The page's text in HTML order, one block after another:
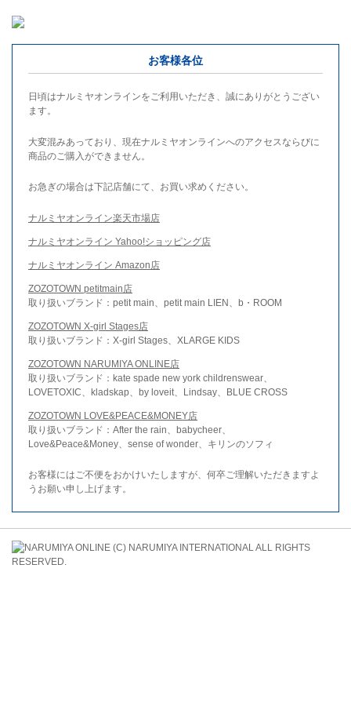
お客様各位
日頃はナルミヤオンラインをご利用いただき、誠にありがとうござい
ます。
大変混みあっており、現在ナルミヤオンラインへのアクセスならびに
商品のご購入ができません。
お急ぎの場合は下記店舗にて、お買い求めください。
ナルミヤオンライン楽天市場店
ナルミヤオンライン Yahoo!ショッピング店
ナルミヤオンライン Amazon店
ZOZOTOWN petitmain店
取り扱いブランド：petit main、petit main LIEN、b・ROOM
ZOZOTOWN X-girl Stages店
取り扱いブランド：X-girl Stages、XLARGE KIDS
ZOZOTOWN NARUMIYA ONLINE店
取り扱いブランド：kate spade new york childrenswear、
LOVETOXIC、kladskap、by loveit、Lindsay、BLUE CROSS
ZOZOTOWN LOVE&PEACE&MONEY店
取り扱いブランド：After the rain、babycheer、
Love&Peace&Money、sense of wonder、キリンのソフィ
お客様にはご不便をおかけいたしますが、何卒ご理解いただきますよ
うお願い申し上げます。